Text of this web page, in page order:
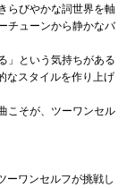
らびやかな詞世界を軸
チューンから静かなバ
」という気持ちがある
なスタイルを作り上げ
こそが、ツーワンセル
ーワンセルフが挑戦し